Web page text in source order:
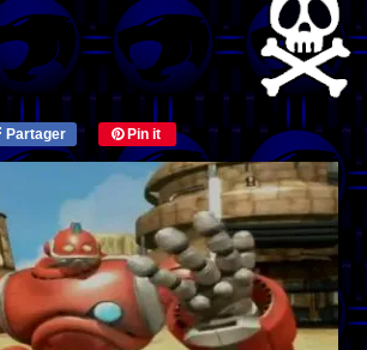
Partager Pin it